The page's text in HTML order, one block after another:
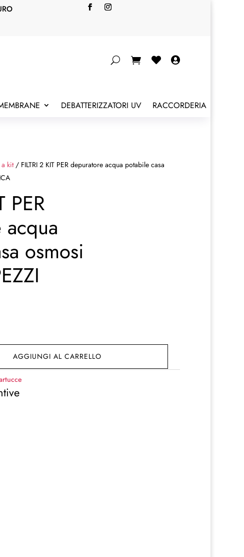
 
DEBATTERIZZATORI UV
RACCORDERIA
kit/ FILTRI 2 KIT PER depuratore acqua potabile casa
PER
osmosi
AGGIUNGI AL CARRELLO